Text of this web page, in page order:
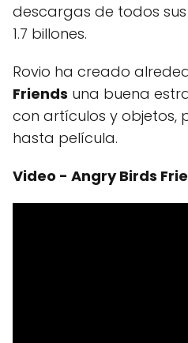
descargas de todos
1.7 billones.
Rovio ha creado
Friends una buena
con artículos y objetos,
hasta película.
Video - Angry Birds